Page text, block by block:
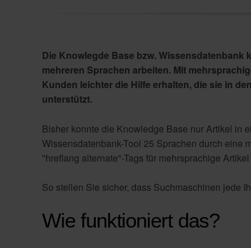
Die Knowlegde Base bzw. Wissensdatenbank
mehreren Sprachen arbeiten. Mit
Kunden leichter die Hilfe erhalten, die sie in
unterstützt.
Bisher konnte die Knowledge Base nur Artikel in
Wissensdatenbank-Tool 25 Sprachen durch eine
"hreflang alternate"-Tags für mehrsprachige
So stellen Sie sicher, dass Suchmaschinen jede
Wie funktioniert das?